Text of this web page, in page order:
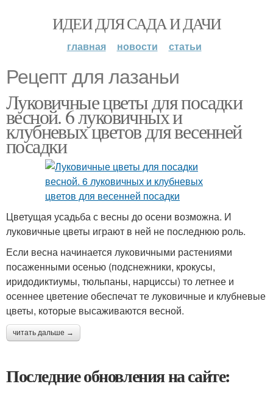
ИДЕИ ДЛЯ САДА И ДАЧИ
главная новости статьи
Рецепт для лазаньи
Луковичные цветы для посадки
весной. 6 луковичных и
клубневых цветов для весенней
посадки
Цветущая усадьба с весны до осени возможна. И
луковичные цветы играют в ней не последнюю роль.
Если весна начинается луковичными растениями
посаженными осенью (подснежники, крокусы,
иридодиктиумы, тюльпаны, нарциссы) то летнее и
осеннее цветение обеспечат те луковичные и клубневые
цветы, которые высаживаются весной.
читать дальше →
Последние обновления на сайте: